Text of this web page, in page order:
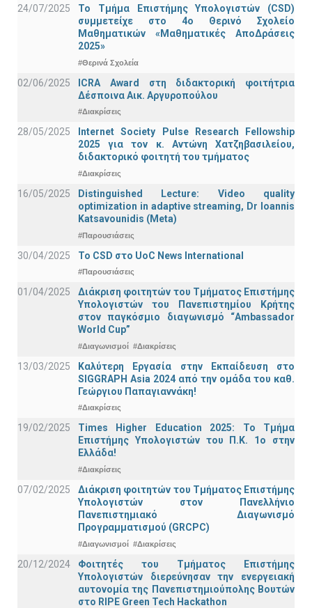
24/07/2025
Το Τμήμα Επιστήμης Υπολογιστών (CSD)
συμμετείχε στο 4ο Θερινό Σχολείο
Μαθηματικών «Μαθηματικές ΑποΔράσεις
2025»
#Θερινά Σχολεία
02/06/2025
ICRA Award στη διδακτορική φοιτήτρια
Δέσποινα Αικ. Αργυροπούλου
#Διακρίσεις
28/05/2025
Internet Society Pulse Research Fellowship
2025 για τον κ. Αντώνη Χατζηβασιλείου,
διδακτορικό φοιτητή του τμήματος
#Διακρίσεις
16/05/2025
Distinguished Lecture: Video quality
optimization in adaptive streaming, Dr Ioannis
Katsavounidis (Meta)
#Παρουσιάσεις
30/04/2025 To CSD στο UoC News International
#Παρουσιάσεις
01/04/2025
Διάκριση φοιτητών του Τμήματος Επιστήμης
Υπολογιστών του Πανεπιστημίου Κρήτης
στον παγκόσμιο διαγωνισμό “Ambassador
World Cup”
#Διαγωνισμοί #Διακρίσεις
13/03/2025
Καλύτερη Εργασία στην Εκπαίδευση στο
SIGGRAPH Asia 2024 από την ομάδα του καθ.
Γεώργιου Παπαγιαννάκη!
#Διακρίσεις
19/02/2025
Times Higher Education 2025: Το Τμήμα
Επιστήμης Υπολογιστών του Π.Κ. 1ο στην
Ελλάδα!
#Διακρίσεις
07/02/2025
Διάκριση φοιτητών του Τμήματος Επιστήμης
Υπολογιστών στον Πανελλήνιο
Πανεπιστημιακό Διαγωνισμό
Προγραμματισμού (GRCPC)
#Διαγωνισμοί #Διακρίσεις
20/12/2024
Φοιτητές του Τμήματος Επιστήμης
Υπολογιστών διερεύνησαν την ενεργειακή
αυτονομία της Πανεπιστημιούπολης Βουτών
στο RIPE Green Tech Hackathon